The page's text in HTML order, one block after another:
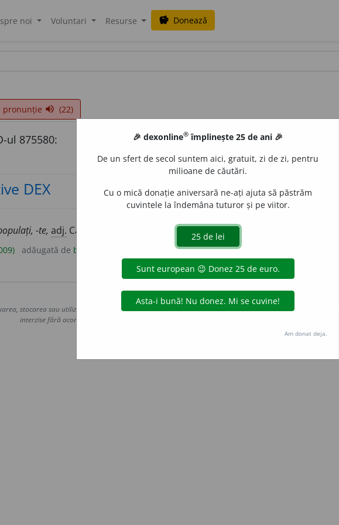
noi Voluntari Resurse savings Donează
pronunție volume_up (22)
ul 875580:
DEX
-te, adj. Care este locuit; care are (multă) populație; poporos. –
adăugată de blaurb.
Copyright © 2004-2026 dexonline (https://dexonline.ro)
stocarea sau utilizarea datelor de pe acest site, inclusiv prin orice metode de extragere automată
interzise fără acordul nostru prealabil scris, cu excepția seturilor de date oferite oficial spre utilizare
Hosterion
🎉 dexonline® împlinește 25 de ani 🎉
De un sfert de secol suntem aici, gratuit, zi de zi, pentru
milioane de căutări.
Cu o mică donație aniversară ne-ați ajuta să păstrăm
cuvintele la îndemâna tuturor și pe viitor.
Am donat deja.